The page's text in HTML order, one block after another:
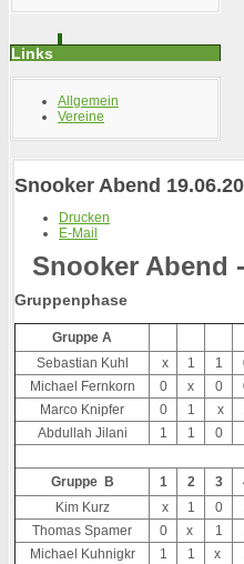
Links
Allgemein
Vereine
Snooker Abend
Drucken
E-Mail
Snooker Abend
Gruppenphase
Gruppe A
Sebastian Kuhl
x 1 1
Michael Fernkorn
0 x 0
Marco Knipfer
0 1 x
Abdullah Jilani
1 1 0
Gruppe B 1 2 3
Kim Kurz
x 1 0
Thomas Spamer
0 x 1
Michael Kuhnigkr
1 1 x